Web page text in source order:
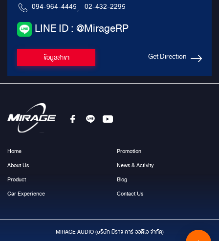
094-964-4445, 02-432-2295
LINE ID : @MirageRP
ข้อมูลสาขา Get Direction
Home
About Us
Product
Car Experience
Promotion
News & Activity
Blog
Contact Us
MIRAGE AUDIO (บริษัท มีราจ คาร์ ออดิโอ จำกัด)